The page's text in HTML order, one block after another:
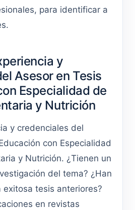
para identificar a
y
Asesor en Tesis
Especialidad de
y Nutrición
y credenciales del
con Especialidad
y Nutrición. ¿Tienen un
del tema? ¿Han
tesis anteriores?
en revistas